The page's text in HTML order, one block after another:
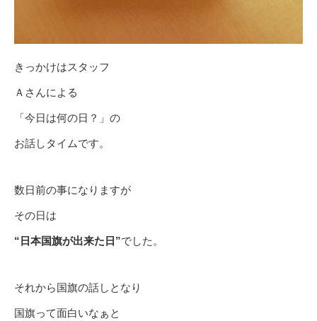
きっかけはスタッフ
Ａさんによる
「今日は何の日？」の
お話しタイムです。
数日前の事になりますが
その日は
“日本国旗が出来た日”でした。
それから国旗の話しとなり
国旗って面白いなぁと